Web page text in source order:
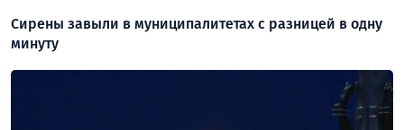
Сирены завыли в муниципалитетах с разницей в одну
минуту